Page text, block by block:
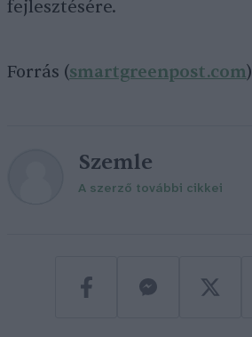
fejlesztésére.
Forrás (smartgreenpost.com)
Szemle
A szerző további cikkei